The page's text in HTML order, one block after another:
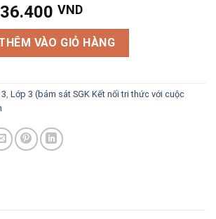
Giá
gốc
là:
52.000 VND.
36.400VNDGiá
hiện
tại
là:
36.400 VND.
tiếng Anh 3 (theo SGK tiếng Anh 3-
VÀO GIỎ HÀNG
Lớp 3 (bám sát SGK Kết nối tri thức với cuộc